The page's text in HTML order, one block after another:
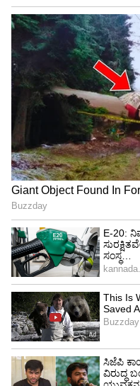
ಮೊಸರು, ಲಸ್ಸಿ,
ಹೊರೆಯಾಗದು: